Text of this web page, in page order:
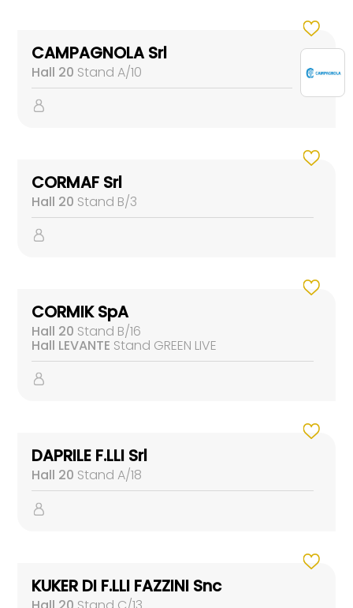
CAMPAGNOLA Srl
Hall 20 Stand A/10
CORMAF Srl
Hall 20 Stand B/3
CORMIK SpA
Hall 20 Stand B/16
Hall LEVANTE Stand GREEN LIVE
DAPRILE F.LLI Srl
Hall 20 Stand A/18
KUKER DI F.LLI FAZZINI Snc